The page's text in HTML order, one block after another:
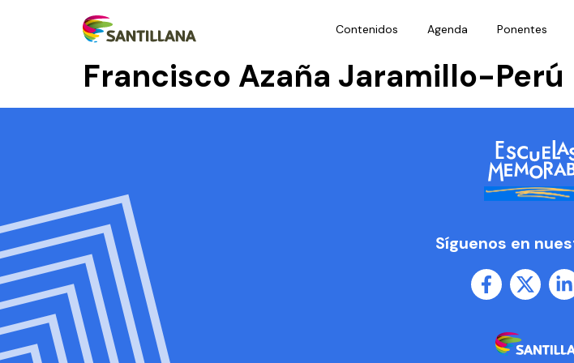
Contenidos Agenda Ponentes
Francisco Azaña Jaramillo-Perú
Síguenos en